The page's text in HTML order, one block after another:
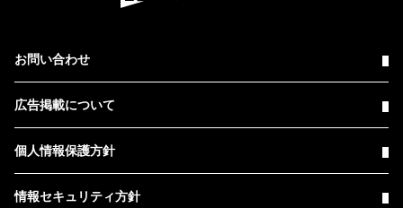
お問い合わせ
広告掲載について
個人情報保護方針
情報セキュリティ方針